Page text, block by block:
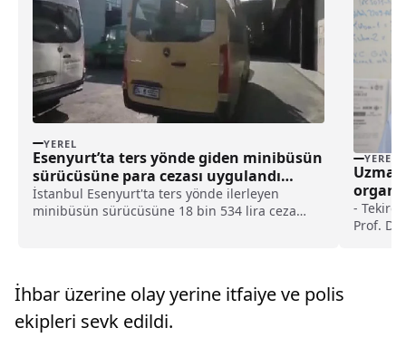
YEREL
Esenyurt’ta ters yönde giden minibüsün
sürücüsüne para cezası uygulandı
haberi
İstanbul Esenyurt'ta ters yönde ilerleyen
minibüsün sürücüsüne 18 bin 534 lira ceza
YEREL
önerisi
-
Prof.
İhbar üzerine olay yerine itfaiye ve polis
ekipleri sevk edildi.